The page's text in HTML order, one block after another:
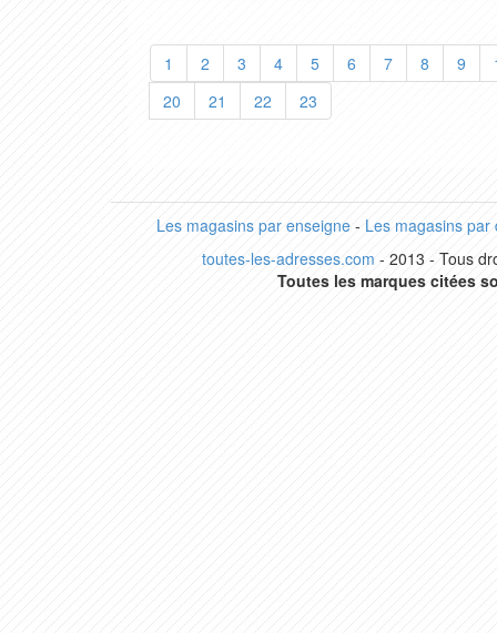
1 2 3 4 5 6 7 8 9
20
21 22 23
Les magasins par enseigne- Les magasins par
toutes-les-adresses.com - 2013 - Tous
Toutes les marques citées